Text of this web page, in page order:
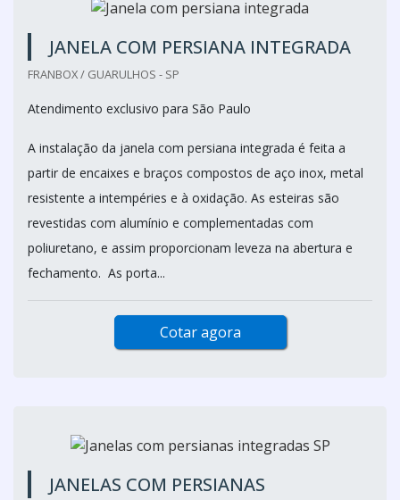
JANELA COM PERSIANA INTEGRADA
FRANBOX / GUARULHOS - SP
Atendimento exclusivo para São Paulo
A instalação da janela com persiana integrada é feita a
partir de encaixes e braços compostos de aço inox, metal
resistente a intempéries e à oxidação. As esteiras são
revestidas com alumínio e complementadas com
poliuretano, e assim proporcionam leveza na abertura e
fechamento. As porta...
Cotar agora
JANELAS COM PERSIANAS